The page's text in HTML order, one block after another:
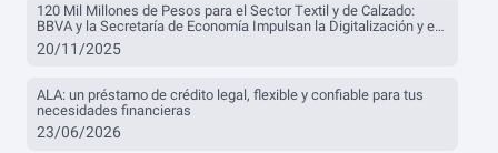
120 Mil Millones de Pesos para el Sector Textil y de Calzado:
BBVA y la Secretaría de Economía Impulsan la Digitalización y el
Financiamiento
20/11/2025
ALA: un préstamo de crédito legal, flexible y confiable para tus
necesidades financieras
23/06/2026